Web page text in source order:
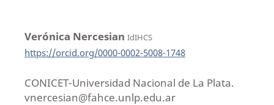
Verónica Nercesian IdIHCS
https://orcid.org/0000-0002-5008-1748
CONICET-Universidad Nacional de La Plata.
vnercesian@fahce.unlp.edu.ar